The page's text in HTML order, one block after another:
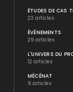
ÉTUDES DE CAS
23 articles
ÉVÉNEMENTS
29 articles
L'UNIVERS DU
12 articles
MÉCÉNAT
9 articles